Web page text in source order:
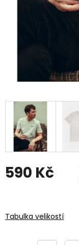
590 Kč
Tabulka velikostí